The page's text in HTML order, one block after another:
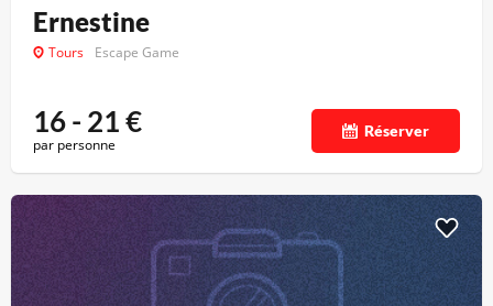
Ernestine
Tours Escape Game
16 - 21€
par personne
Réserver